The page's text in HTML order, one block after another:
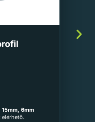
15mm, 6mm
elérhető.